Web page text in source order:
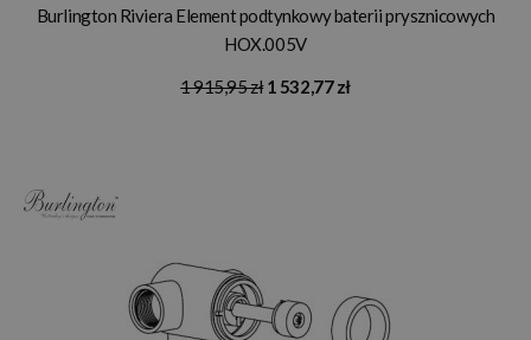
Burlington Riviera Element podtynkowy baterii prysznicowych
HOX.005V
1 915,95 zł 1 532,77 zł